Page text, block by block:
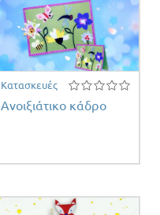
Κατασκευές
Ανοιξιάτικο κάδρο